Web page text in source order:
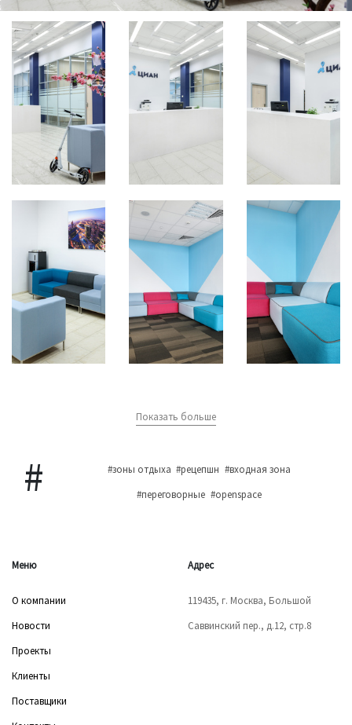
Показать больше
#зоны отдыха #рецепшн #входная зона
#переговорные #openspace
Меню
О компании
Новости
Проекты
Клиенты
Поставщики
Адрес
119435, г. Москва, Большой
Саввинский пер., д.12, стр.8